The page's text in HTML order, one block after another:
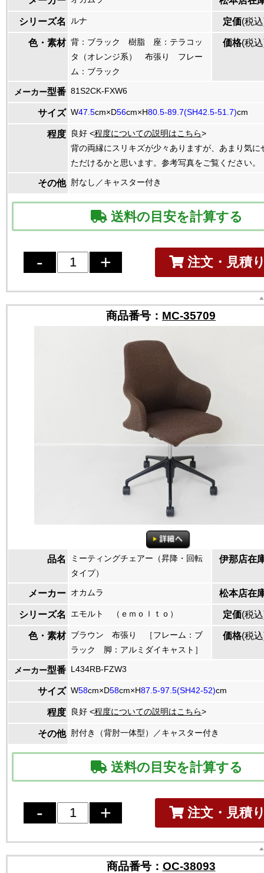
シリーズ名 ルナ 定価(税
色・素材 背：ブラック 樹脂 座：テラコッ
タ（オレンジ系） 布張り フレー
ム：ブラック
価格(税
メーカー型番 81S2CK-FXW6
サイズ W47.5cm×D56cm×H80.5-89.7(SH42.5-51.7)cm
程度 良好 <程度についての説明はこちら>
背の両縁にスリキズが少々ありますが、あまり気に
ただけるかと思います。参考写真をご覧ください。
その他 肘なし／キャスター付き
送料の目安を計算する
注文・見積
商品番号： MC-35709
品名
ミーティングチェアー（昇降・回転
タイプ）
伊那店在
メーカー オカムラ 松本店在
シリーズ名 エモルト （ｅｍｏｌｔｏ） 定価(税
色・素材 ブラウン 布張り ［フレーム：ブ
ラック 脚：アルミダイキャスト］
価格(税
メーカー型番 L434RB-FZW3
サイズ W58cm×D58cm×H87.5-97.5(SH42-52)cm
程度 良好 <程度についての説明はこちら>
その他 肘付き（背肘一体型）／キャスター付き
送料の目安を計算する
注文・見積
商品番号： OC-38093